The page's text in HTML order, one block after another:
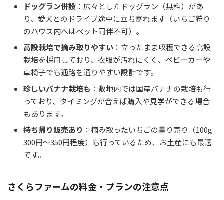
ドッグラン併設 ：広々としたドッグラン（無料）があ
り、愛犬とのドライブ途中に立ち寄れます（いちご狩り
のハウス内へはペット同伴不可）。
高設栽培で摘み取りやすい ：立ったまま収穫できる高設
栽培を採用しており、衣服が汚れにくく、ベビーカーや
車椅子でも通路を通りやすい設計です。
珍しいバナナ栽培も ：敷地内では国産バナナの栽培も行
っており、タイミングが合えば購入や見学ができる場合
もあります。
持ち帰り販売あり ：摘み取ったいちごの量り売り（100g
300円～350円程度）も行っているため、お土産にも最適
です。
さくらファームの料金・プランの注意点